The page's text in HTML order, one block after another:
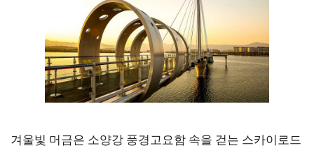
겨울빛 머금은 소양강 풍경고요함 속을 걷는 스카이로드